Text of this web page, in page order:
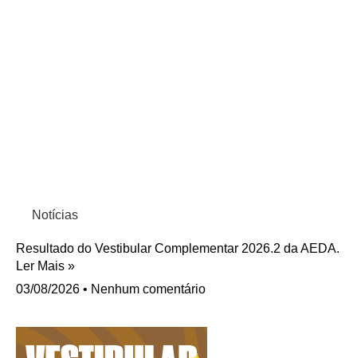
Notícias
Resultado do Vestibular Complementar 2026.2 da AEDA.
Ler Mais »
03/08/2026
Nenhum comentário